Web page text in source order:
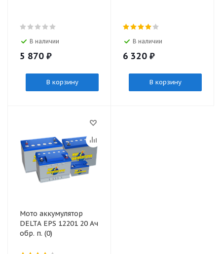
В наличии
5 870 ₽
В корзину
В наличии
6 320 ₽
В корзину
Мото аккумулятор
DELTA EPS 12201 20 Ач
обр. п. (0)